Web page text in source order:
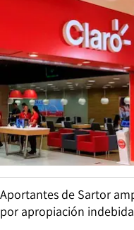
Aportantes de Sartor
por apropiación